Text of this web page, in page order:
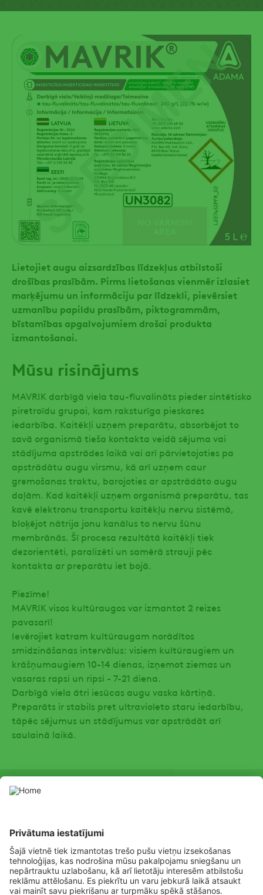
Lietojiet augu aizsardzības līdzekļus atbilstoši
drošības prasībām. Pirms lietošanas vienmēr izlasiet
marķējumu un informāciju par līdzekli, pievērsiet
uzmanību papildu prasībām, piktogrammām,
bīstamības apgalvojumiem drošai produkta
izmantošanai.
Mūsu risinājums
MAVRIK darbīgā viela tau-fluvalināts pieder sintētisko
piretroīdu grupai, kam raksturīga pieskares
iedarbība. Kaitēkļi uzņem preparātu, absorbējot to
savā organismā tieša kontakta veidā sējuma vai
stādījuma apstrādes laikā vai arī pārvietojoties pa
apstrādātu augu virsmu, kā arī uzņem caur
gremošanas traktu, barojoties ar apstrādāto augu
daļām. Kad kaitēkļi uzņem organismā preparātu, tas
kavē elektronu transportu kaitēkļu nervu sistēmā,
bloķējot nātrija jonu kanālus to nervu šūnu
membrānās. Šī procesa rezultātā kaitēkļi tiek
dezorientēti, paralizēti un samērā strauji pēc
kontakta ar preparātu iet bojā.
Piezīme!
MAVRIK visos kultūraugos var izmantot 2 reizes
pavasarī!
Ievērojiet katram kultūraugam norādītos
smidzināšanas intervālus: visiem kultūraugiem un
krāšņumaugiem 10-14 dienas, izņemot ziemas un
vasaras rapsi un ripsi - 7-21 diena.
Darbīgā viela ātri iesūcas augu vaska kārtiņā.
Preparāts ir stabils pret ultravioleto staru iedarbību,
tāpēc sējumus un stādījumus var apstrādāt arī
saulainā laikā.
Lietojiet augu aizsardzības līdzekļus atbilstoši drošības prasībām.
Pirms lietošanas vienmēr izlasiet marķējumu un informāciju par